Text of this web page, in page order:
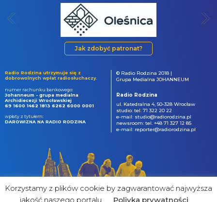
Jak zdobyć patronat?
Radio Rodzina utrzymuje się z
dobrowolnych wpłat radiosłuchaczy.
numer rachunku bankowego:
Johanneum - grupa medialna
Archidiecezji Wrocławskiej
69 1600 1462 1813 6262 6000 0001
wpłaty z tytułem:
DAROWIZNA NA RADIO RODZINA
© Radio Rodzina 2018 |
Grupa Medialna JOHANNEUM
Radio Rodzina
ul. Katedralna 4, 50-328 Wrocław
studio: tel. 71 322 20 22
e-mail: studio@radiorodzina.pl
newsroom: tel. +48 71 327 12 85
e-mail: reporter@radiorodzina.pl
Korzystamy z plików cookie by zagwarantować najwyższa
jakość naszego portalu
Poliyka prywatności